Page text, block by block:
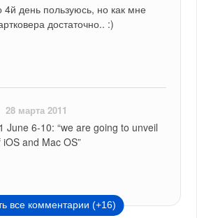
4й день пользуюсь, но как мне
достаточно.. :)
28 марта 2011
June 6-10: “we are going to unveil
and Mac OS”
все комментарии (+16)